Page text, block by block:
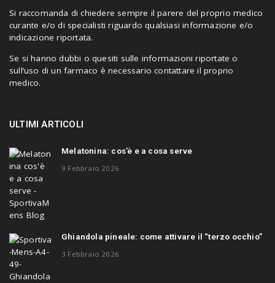
Si raccomanda di chiedere sempre il parere del proprio medico
curante e/o di specialisti riguardo qualsiasi informazione e/o
indicazione riportata.
Se si hanno dubbi o quesiti sulle informazioni riportate o
sull’uso di un farmaco è necessario contattare il proprio
medico.
ULTIMI ARTICOLI
Melatonina: cos’è e a cosa serve
9 Febbraio 2026
Ghiandola pineale: come attivare il “terzo occhio”
3 Febbraio 2026